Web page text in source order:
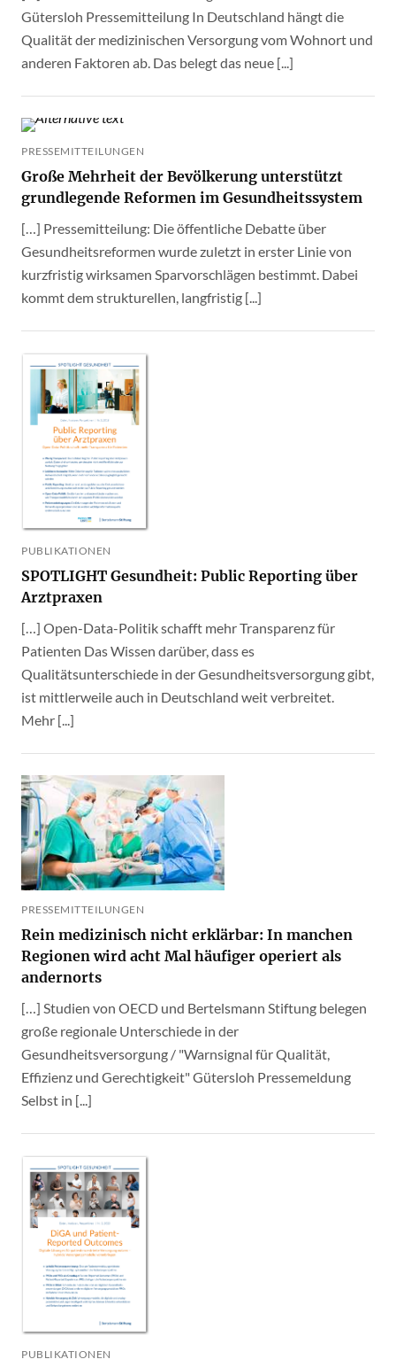
Gütersloh Pressemitteilung In Deutschland hängt die
Qualität der medizinischen Versorgung vom Wohnort und
anderen Faktoren ab. Das belegt das neue [...]
PRESSEMITTEILUNGEN
Große Mehrheit der Bevölkerung unterstützt
grundlegende Reformen im Gesundheitssystem
[…] Pressemitteilung: Die öffentliche Debatte über
Gesundheitsreformen wurde zuletzt in erster Linie von
kurzfristig wirksamen Sparvorschlägen bestimmt. Dabei
kommt dem strukturellen, langfristig [...]
PUBLIKATIONEN
SPOTLIGHT Gesundheit: Public Reporting über
Arztpraxen
[…] Open-Data-Politik schafft mehr Transparenz für
Patienten Das Wissen darüber, dass es
Qualitätsunterschiede in der Gesundheitsversorgung gibt,
ist mittlerweile auch in Deutschland weit verbreitet.
Mehr [...]
PRESSEMITTEILUNGEN
Rein medizinisch nicht erklärbar: In manchen
Regionen wird acht Mal häufiger operiert als
andernorts
[…] Studien von OECD und Bertelsmann Stiftung belegen
große regionale Unterschiede in der
Gesundheitsversorgung / "Warnsignal für Qualität,
Effizienz und Gerechtigkeit" Gütersloh Pressemeldung
Selbst in [...]
PUBLIKATIONEN